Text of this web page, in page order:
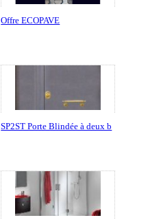
Offre ECOPAVE
SP2ST Porte Blindée à deux b